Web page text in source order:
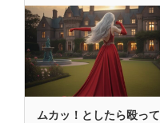
ムカッ！としたら殴って